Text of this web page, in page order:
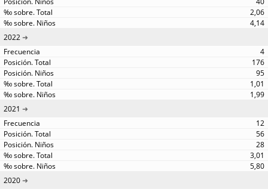
2,06
4,14
2022
4
176
95
1,01
1,99
2021
12
56
28
3,01
5,80
2020